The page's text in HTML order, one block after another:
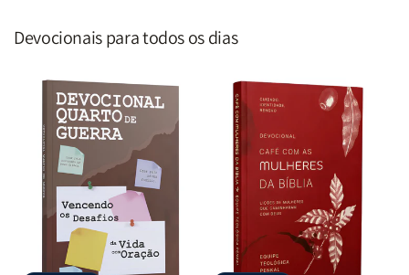
Devocionais para todos os dias